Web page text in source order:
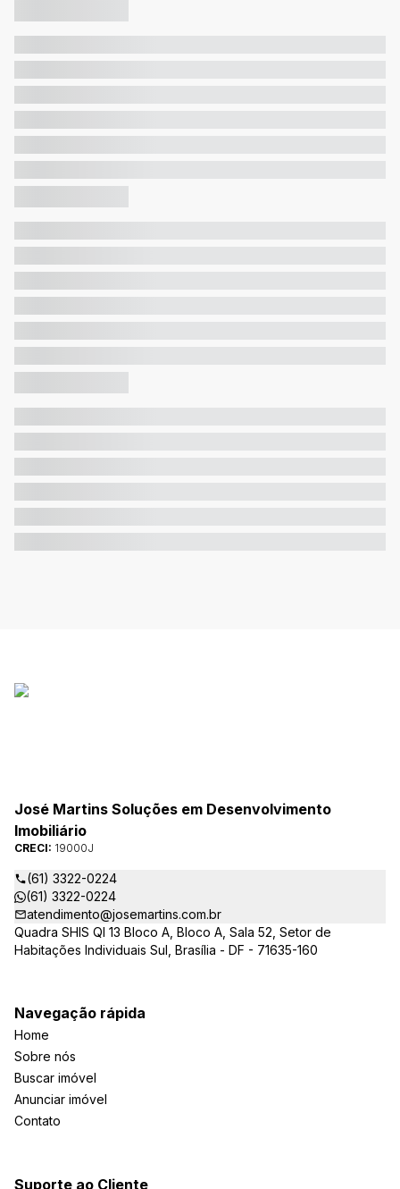
José Martins Soluções em Desenvolvimento
Imobiliário
CRECI: 19000J
(61) 3322-0224
(61) 3322-0224
atendimento@josemartins.com.br
Quadra SHIS QI 13 Bloco A, Bloco A, Sala 52, Setor de
Habitações Individuais Sul, Brasília - DF - 71635-160
Navegação rápida
Home
Sobre nós
Buscar imóvel
Anunciar imóvel
Contato
Suporte ao Cliente